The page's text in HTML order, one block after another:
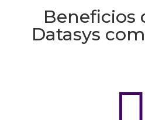
Beneficios
Datasys